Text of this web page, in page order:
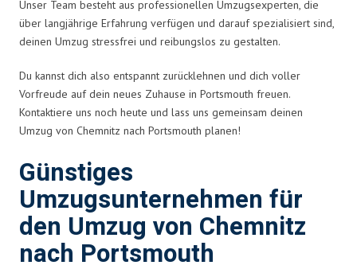
Unser Team besteht aus professionellen Umzugsexperten, die
über langjährige Erfahrung verfügen und darauf spezialisiert sind,
deinen Umzug stressfrei und reibungslos zu gestalten.
Du kannst dich also entspannt zurücklehnen und dich voller
Vorfreude auf dein neues Zuhause in Portsmouth freuen.
Kontaktiere uns noch heute und lass uns gemeinsam deinen
Umzug von Chemnitz nach Portsmouth planen!
Günstiges
Umzugsunternehmen für
den Umzug von Chemnitz
nach Portsmouth